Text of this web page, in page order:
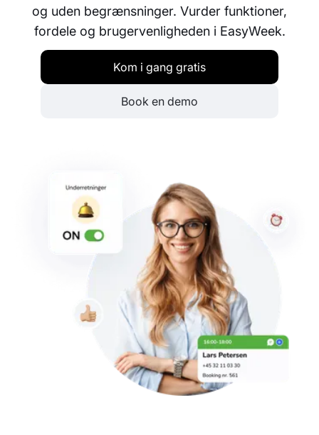
og uden begrænsninger. Vurder funktioner,
fordele og brugervenligheden i EasyWeek.
Kom i gang gratis
Book en demo